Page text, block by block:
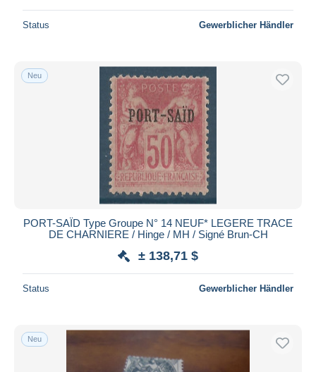
Status Gewerblicher Händler
Neu
PORT-SAÏD Type Groupe N° 14 NEUF* LEGERE TRACE
DE CHARNIERE / Hinge / MH / Signé Brun-CH
± 138,71 $
Status Gewerblicher Händler
Neu